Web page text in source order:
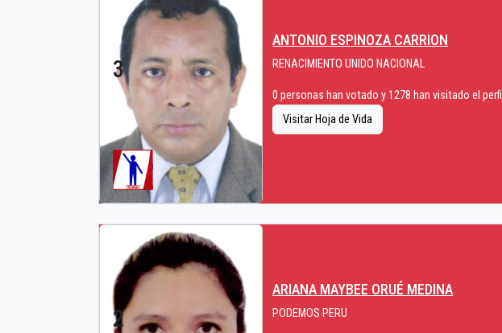
3
ANTONIO ESPINOZA CARRION
RENACIMIENTO UNIDO NACIONAL
0 personas han votado y 1278 han visitado el perfil
Visitar Hoja de Vida
2
ARIANA MAYBEE ORUÉ MEDINA
PODEMOS PERU